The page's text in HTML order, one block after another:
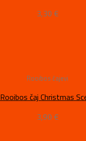
3,30 €
Rooibos čajevi
Rooibos čaj Christmas
3,90 €